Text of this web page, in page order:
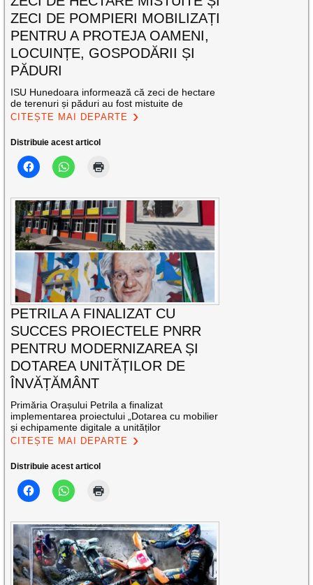
ZECI DE POMPIERI MOBILIZAȚI
PENTRU A PROTEJA OAMENI,
LOCUINȚE, GOSPODĂRII ȘI
PĂDURI
ISU Hunedoara informează că zeci de hectare
de terenuri și păduri au fost mistuite de
CITEȘTE MAI DEPARTE
Distribuie acest articol
PETRILA A FINALIZAT CU
SUCCES PROIECTELE PNRR
PENTRU MODERNIZAREA ȘI
DOTAREA UNITĂȚILOR DE
ÎNVĂȚĂMÂNT
Primăria Orașului Petrila a finalizat
implementarea proiectului „Dotarea cu mobilier
și echipamente digitale a unităților
CITEȘTE MAI DEPARTE
Distribuie acest articol